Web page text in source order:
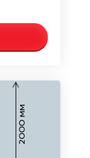
2000 мм